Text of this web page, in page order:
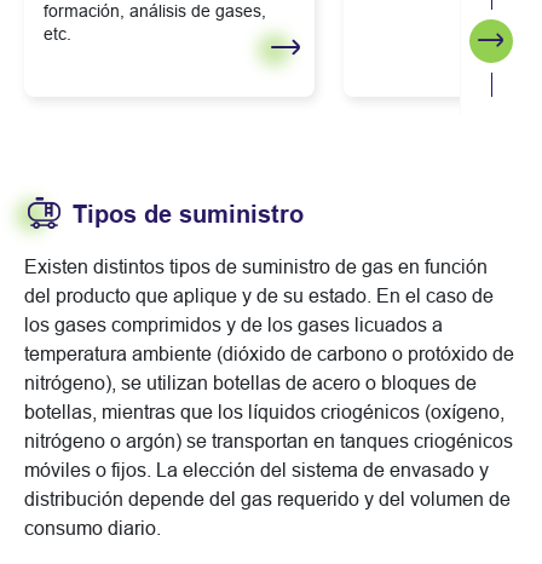
formación, análisis de gases,
etc.
Tipos de suministro
Existen distintos tipos de suministro de gas en función
del producto que aplique y de su estado. En el caso de
los gases comprimidos y de los gases licuados a
temperatura ambiente (dióxido de carbono o protóxido de
nitrógeno), se utilizan botellas de acero o bloques de
botellas, mientras que los líquidos criogénicos (oxígeno,
nitrógeno o argón) se transportan en tanques criogénicos
móviles o fijos. La elección del sistema de envasado y
distribución depende del gas requerido y del volumen de
consumo diario.